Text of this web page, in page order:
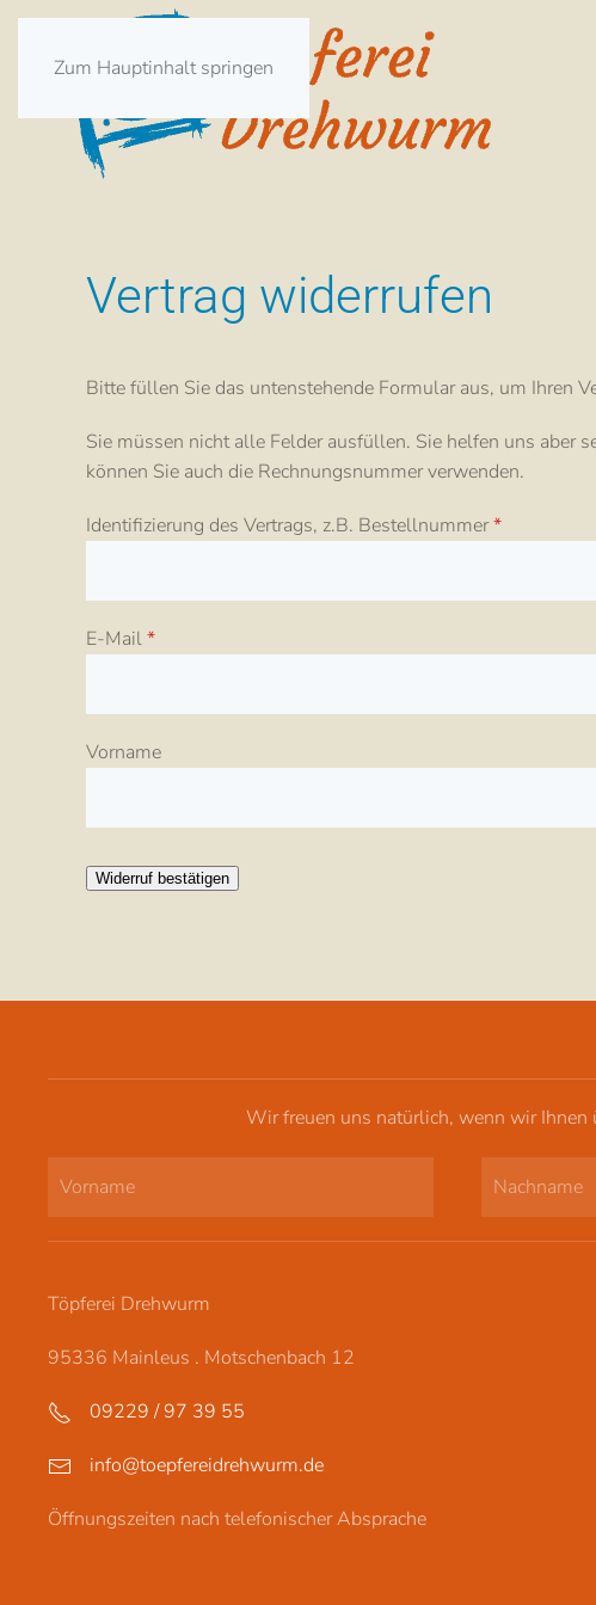
Zum Hauptinhalt springen
Vertrag widerrufen
Bitte füllen Sie das untenstehende Formular aus, um Ihren
Sie müssen nicht alle Felder ausfüllen. Sie helfen uns aber
können Sie auch die Rechnungsnummer verwenden.
Identifizierung des Vertrags, z.B. Bestellnummer*
E-Mail*
E-
Vorname
Widerruf bestätigen
Wir freuen uns natürlich, wenn wir Ihnen
Töpferei Drehwurm
95336 Mainleus . Motschenbach 12
09229 / 97 39 55
info@toepfereidrehwurm.de
Öffnungszeiten nach telefonischer Absprache